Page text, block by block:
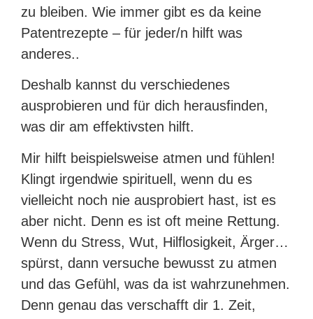
zu bleiben. Wie immer gibt es da keine
Patentrezepte – für jeder/n hilft was
anderes..
Deshalb kannst du verschiedenes
ausprobieren und für dich herausfinden,
was dir am effektivsten hilft.
Mir hilft beispielsweise atmen und fühlen!
Klingt irgendwie spirituell, wenn du es
vielleicht noch nie ausprobiert hast, ist es
aber nicht. Denn es ist oft meine Rettung.
Wenn du Stress, Wut, Hilflosigkeit, Ärger…
spürst, dann versuche bewusst zu atmen
und das Gefühl, was da ist wahrzunehmen.
Denn genau das verschafft dir 1. Zeit,